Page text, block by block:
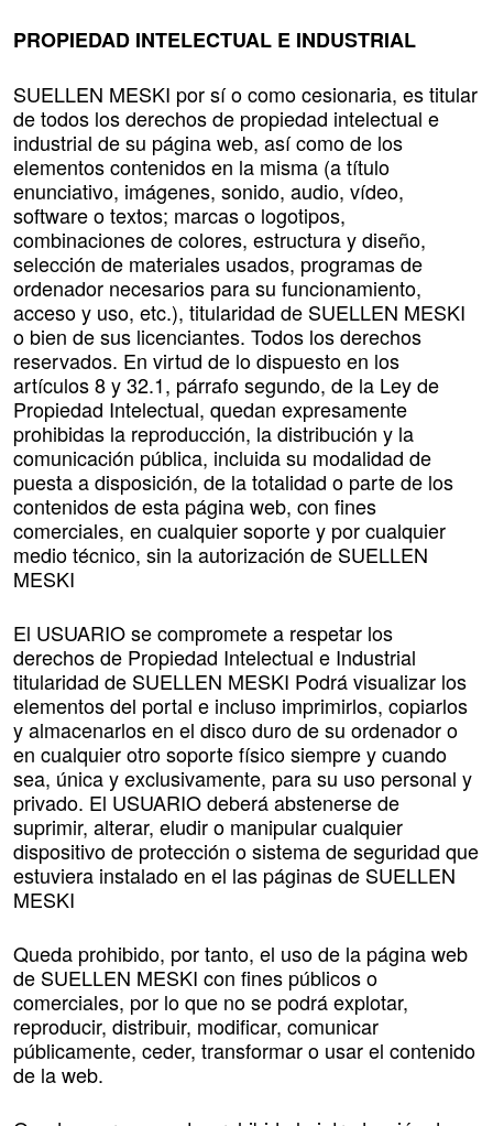
PROPIEDAD INTELECTUAL E INDUSTRIAL
SUELLEN MESKI por sí o como cesionaria, es titular
de todos los derechos de propiedad intelectual e
industrial de su página web, así como de los
elementos contenidos en la misma (a título
enunciativo, imágenes, sonido, audio, vídeo,
software o textos; marcas o logotipos,
combinaciones de colores, estructura y diseño,
selección de materiales usados, programas de
ordenador necesarios para su funcionamiento,
acceso y uso, etc.), titularidad de SUELLEN MESKI
o bien de sus licenciantes. Todos los derechos
reservados. En virtud de lo dispuesto en los
artículos 8 y 32.1, párrafo segundo, de la Ley de
Propiedad Intelectual, quedan expresamente
prohibidas la reproducción, la distribución y la
comunicación pública, incluida su modalidad de
puesta a disposición, de la totalidad o parte de los
contenidos de esta página web, con fines
comerciales, en cualquier soporte y por cualquier
medio técnico, sin la autorización de SUELLEN
MESKI
El USUARIO se compromete a respetar los
derechos de Propiedad Intelectual e Industrial
titularidad de SUELLEN MESKI Podrá visualizar los
elementos del portal e incluso imprimirlos, copiarlos
y almacenarlos en el disco duro de su ordenador o
en cualquier otro soporte físico siempre y cuando
sea, única y exclusivamente, para su uso personal y
privado. El USUARIO deberá abstenerse de
suprimir, alterar, eludir o manipular cualquier
dispositivo de protección o sistema de seguridad que
estuviera instalado en el las páginas de SUELLEN
MESKI
Queda prohibido, por tanto, el uso de la página web
de SUELLEN MESKI con fines públicos o
comerciales, por lo que no se podrá explotar,
reproducir, distribuir, modificar, comunicar
públicamente, ceder, transformar o usar el contenido
de la web.